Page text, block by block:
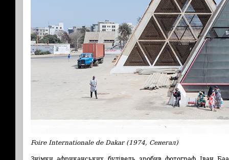
Foire Internationale de Dakar (1974, Сенегал)